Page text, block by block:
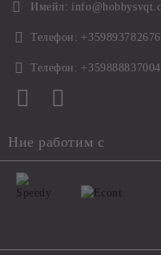
Имейл:
Телефон: +359893782676
Телефон: +359888837004
Ние работим с